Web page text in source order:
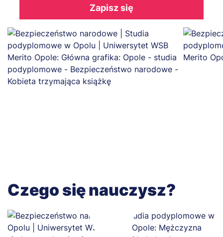
Zapisz się
Czego się nauczysz?